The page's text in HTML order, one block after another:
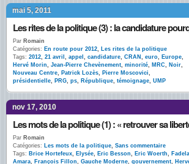
mai 5, 2011
Les rites de la politique (3) : la candidature
Par Romain
Catégories: En route pour 2012, Les rites de la politique
Tags: 2012, 21 avril , appel , candidature, CRAN , euro, Europe,
Hervé Morin, Jean-Pierre Chevènement, minorité, MRC, Noir,
Nouveau Centre, Patrick Lozès, Pierre Moscovici,
présidentielle, PRG, ps, République, témoignage, UMP
nov 17, 2010
Les mots de la politique (1) : « retrouver sa
Par Romain
Catégories: Les mots de la politique, Sans commentaire
Tags: Brice Hortefeux, Elysée, Eric Besson, Eric Woerth, Fadela
Amara, François Fillon, Gauche Moderne, gouvernement,